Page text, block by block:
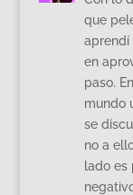
que
aprendí
en
paso.
mundo
se
no a
lado